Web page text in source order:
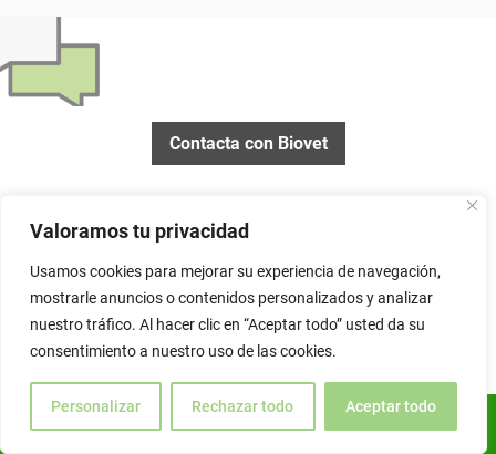
Valoramos tu privacidad
Usamos cookies para mejorar su experiencia de navegación,
mostrarle anuncios o contenidos personalizados y analizar
nuestro tráfico. Al hacer clic en “Aceptar todo” usted da su
consentimiento a nuestro uso de las cookies.
Personalizar Rechazar todo Aceptar todo
繁體中文
Contacta con Biovet